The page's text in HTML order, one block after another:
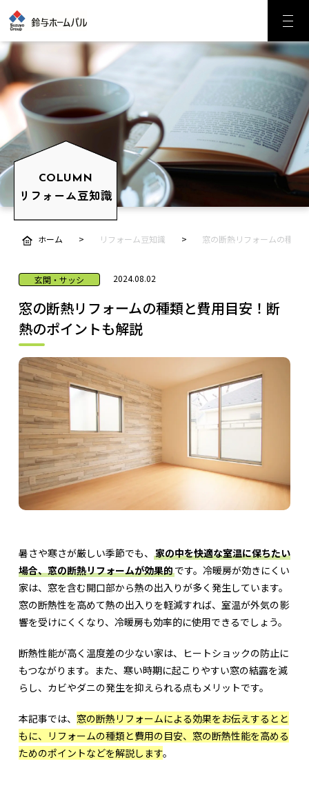
COLUMN
リフォーム豆知識
ホーム リフォーム豆知識 窓の断熱リフォームの種類
玄関・サッシ 2024.08.02
窓の断熱リフォームの種類と費用目安！断
熱のポイントも解説
暑さや寒さが厳しい季節でも、 家の中を快適な室温に保ちたい
場合、窓の断熱リフォームが効果的です。冷暖房が効きにくい
家は、窓を含む開口部から熱の出入りが多く発生しています。
窓の断熱性を高めて熱の出入りを軽減すれば、室温が外気の影
響を受けにくくなり、冷暖房も効率的に使用できるでしょう。
断熱性能が高く温度差の少ない家は、ヒートショックの防止に
もつながります。また、寒い時期に起こりやすい窓の結露を減
らし、カビやダニの発生を抑えられる点もメリットです。
本記事では、 窓の断熱リフォームによる効果をお伝えするとと
もに、リフォームの種類と費用の目安、窓の断熱性能を高める
ためのポイントなどを解説します。